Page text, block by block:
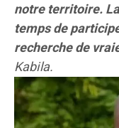
notre territoire.
temps de
recherche de
Kabila.